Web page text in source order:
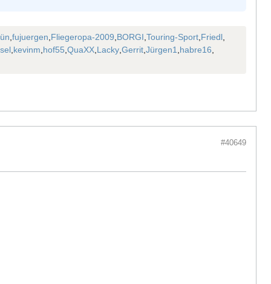
fujuergen Fliegeropa-2009 BORGI Touring-Sport, Friedl,
kevinm hof55 QuaXX Lacky Gerrit Jürgen1 habre16
#40649